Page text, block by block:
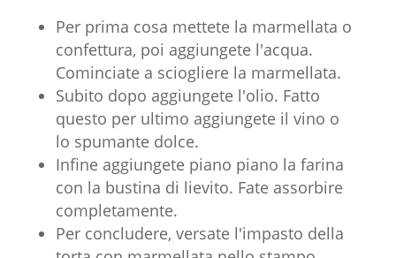
Per prima cosa mettete la marmellata o
confettura, poi aggiungete l'acqua.
Cominciate a sciogliere la marmellata.
Subito dopo aggiungete l'olio. Fatto
questo per ultimo aggiungete il vino o
lo spumante dolce.
Infine aggiungete piano piano la farina
con la bustina di lievito. Fate assorbire
completamente.
Per concludere, versate l'impasto della